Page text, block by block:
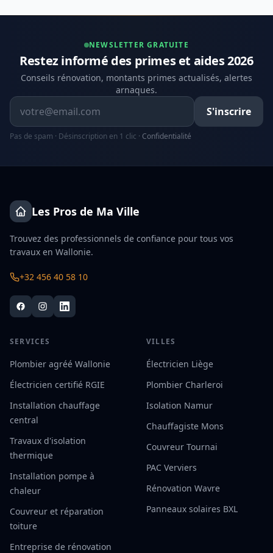
NEWSLETTER GRATUITE
Restez informé des primes et aides 2026
Conseils rénovation, montants primes actualisés, alertes
arnaques.
Adresse email
S'inscrire
Pas de spam · Désinscription en 1 clic · Confidentialité
Les Pros de Ma Ville
Trouvez des professionnels de confiance pour tous vos
travaux en Wallonie.
+32 456 40 58 10
SERVICES
Plombier agréé Wallonie
Électricien certifié RGIE
Installation chauffage
central
Travaux d'isolation
thermique
Installation pompe à
chaleur
Couvreur et réparation
toiture
Entreprise de rénovation
VILLES
Électricien Liège
Plombier Charleroi
Isolation Namur
Chauffagiste Mons
Couvreur Tournai
PAC Verviers
Rénovation Wavre
Panneaux solaires BXL